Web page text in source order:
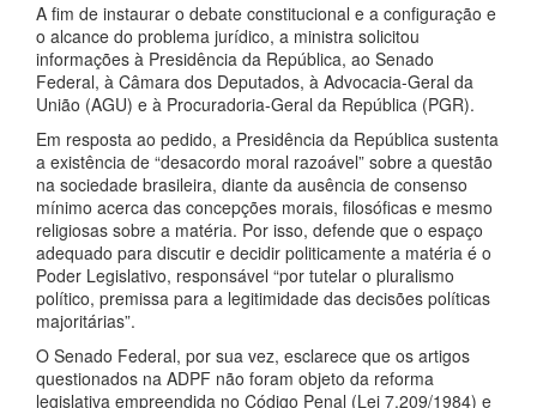
A fim de instaurar o debate constitucional e a configuração e
o alcance do problema jurídico, a ministra solicitou
informações à Presidência da República, ao Senado
Federal, à Câmara dos Deputados, à Advocacia-Geral da
União (AGU) e à Procuradoria-Geral da República (PGR).
Em resposta ao pedido, a Presidência da República sustenta
a existência de “desacordo moral razoável” sobre a questão
na sociedade brasileira, diante da ausência de consenso
mínimo acerca das concepções morais, filosóficas e mesmo
religiosas sobre a matéria. Por isso, defende que o espaço
adequado para discutir e decidir politicamente a matéria é o
Poder Legislativo, responsável “por tutelar o pluralismo
político, premissa para a legitimidade das decisões políticas
majoritárias”.
O Senado Federal, por sua vez, esclarece que os artigos
questionados na ADPF não foram objeto da reforma
legislativa empreendida no Código Penal (Lei 7.209/1984) e